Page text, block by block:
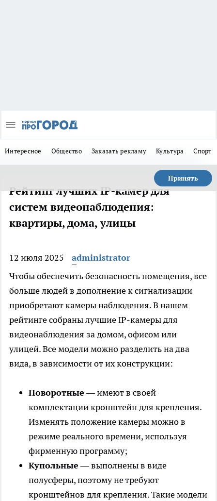
Интересное Общество Заказать рекламу Культура Спорт
Принять
Рейтинг лучших IP-камер для
систем видеонаблюдения:
квартиры, дома, улицы
12 июля 2025
administrator
Чтобы обеспечить безопасность помещения, все
больше людей в дополнение к сигнализации
приобретают камеры наблюдения. В нашем
рейтинге собраны лучшие IP-камеры для
видеонаблюдения за домом, офисом или
улицей. Все модели можно разделить на два
вида, в зависимости от их конструкции:
Поворотные— имеют в своей
комплектации кронштейн для крепления.
Изменять положение камеры можно в
режиме реального времени, используя
фирменную программу;
Купольные— выполнены в виде
полусферы, поэтому не требуют
кронштейнов для крепления. Такие модели